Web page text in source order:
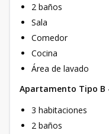
2 baños
Sala
Comedor
Cocina
Área de lavado
Apartamento Tipo B
3 habitaciones
2 baños